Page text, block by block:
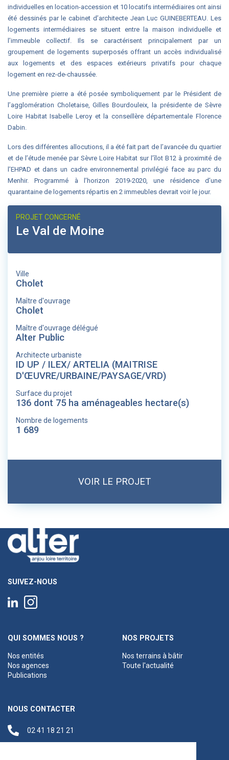
individuelles en location-accession et 10 locatifs intermédiaires ont ainsi
été dessinés par le cabinet d’architecte Jean Luc GUINEBERTEAU. Les
logements intermédiaires se situent entre la maison individuelle et
l’immeuble collectif. Ils se caractérisent principalement par un
groupement de logements superposés offrant un accès individualisé
aux logements et des espaces extérieurs privatifs pour chaque
logement en rez-de-chaussée.
Une première pierre a été posée symboliquement par le Président de
l’agglomération Choletaise, Gilles Bourdouleix, la présidente de Sèvre
Loire Habitat Isabelle Leroy et la conseillère départementale Florence
Dabin.
Lors des différentes allocutions, il a été fait part de l’avancée du quartier
et de l’étude menée par Sèvre Loire Habitat sur l’îlot B12 à proximité de
l’EHPAD et dans un cadre environnemental privilégié face au parc du
Menhir. Programmé à l’horizon 2019-2020, une résidence d’une
quarantaine de logements répartis en 2 immeubles devrait voir le jour.
PROJET CONCERNÉ
Le Val de Moine
Ville
Cholet
Maître d'ouvrage
Cholet
Maître d'ouvrage délégué
Alter Public
Architecte urbaniste
ID UP / ILEX/ ARTELIA (MAITRISE
D'ŒUVRE/URBAINE/PAYSAGE/VRD)
Surface du projet
136 dont 75 ha aménageables hectare(s)
Nombre de logements
1 689
VOIR LE PROJET
SUIVEZ-NOUS
QUI SOMMES NOUS ?
Nos entités
Nos agences
Publications
NOS PROJETS
Nos terrains à bâtir
Toute l'actualité
NOUS CONTACTER
02 41 18 21 21